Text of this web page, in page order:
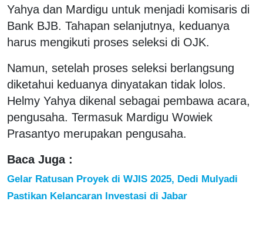
Yahya dan Mardigu untuk menjadi komisaris di
Bank BJB. Tahapan selanjutnya, keduanya
harus mengikuti proses seleksi di OJK.
Namun, setelah proses seleksi berlangsung
diketahui keduanya dinyatakan tidak lolos.
Helmy Yahya dikenal sebagai pembawa acara,
pengusaha. Termasuk Mardigu Wowiek
Prasantyo merupakan pengusaha.
Baca Juga :
Gelar Ratusan Proyek di WJIS 2025, Dedi Mulyadi
Pastikan Kelancaran Investasi di Jabar